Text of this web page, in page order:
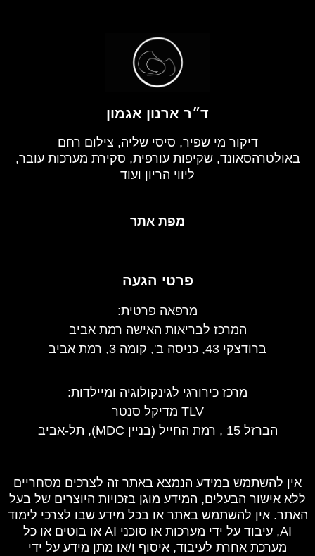
ד״ר ארנון אגמון
דיקור מי שפיר, סיסי שליה, צילום רחם
באולטרהסאונד, שקיפות עורפית, סקירת מערכות עובר,
ליווי הריון ועוד
מפת אתר
פרטי הגעה
מרפאה פרטית:
המרכז לבריאות האישה רמת אביב
ברודצקי 43, כניסה ב', קומה 3, רמת אביב
מרכז כירורגי לגינקולוגיה ומיילדות:
TLV מדיקל סנטר
הברזל 15 , רמת החייל (בניין MDC), תל-אביב
אין להשתמש במידע הנמצא באתר זה לצרכים מסחריים
ללא אישור הבעלים, המידע מוגן בזכויות היוצרים של בעל
האתר. אין להשתמש באתר או בכל מידע שבו לצרכי לימוד
AI, עיבוד על ידי מערכות או סוכני AI או בוטים או כל
מערכת אחרת לעיבוד, איסוף ו/או מתן מידע על ידי